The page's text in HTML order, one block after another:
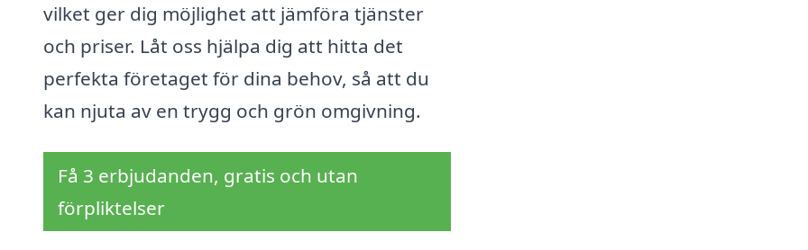
vilket ger dig möjlighet att jämföra tjänster
och priser. Låt oss hjälpa dig att hitta det
perfekta företaget för dina behov, så att du
kan njuta av en trygg och grön omgivning.
Få 3 erbjudanden, gratis och utan
förpliktelser